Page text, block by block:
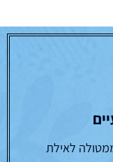
לאילת